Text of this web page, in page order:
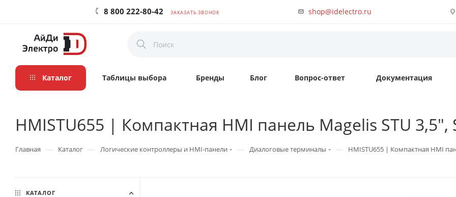
8 800 222-80-42 ЗАКАЗАТЬ ЗВОНОК shop@idelectro.ru
Каталог Таблицы выбора Бренды Блог Вопрос-ответ Документация
HMISTU655 | Компактная HMI панель Magelis STU 3,5",
Главная — Каталог — Логические контроллеры и HMI-панели — Диалоговые терминалы — HMISTU655 | Компактная HMI
КАТАЛОГ